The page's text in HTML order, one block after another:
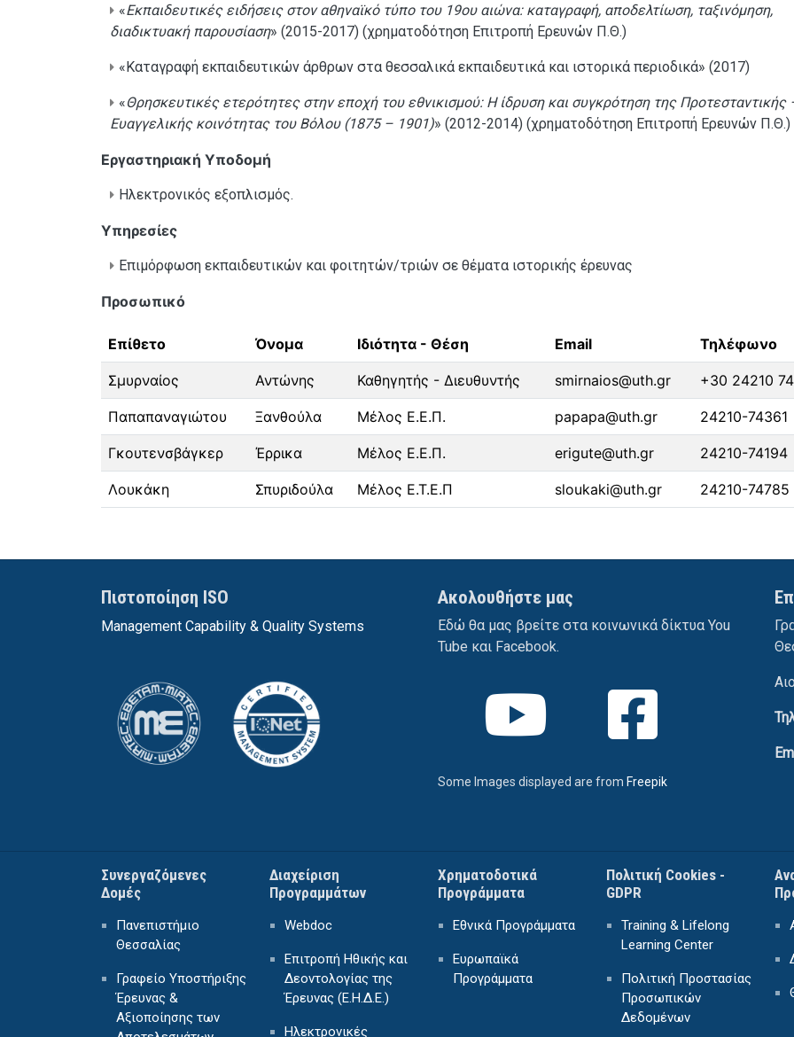
«Εκπαιδευτικές ειδήσεις στον αθηναϊκό τύπο του 19ου αιώνα: καταγραφή, αποδελτίωση, ταξινόμηση,
διαδικτυακή παρουσίαση» (2015-2017) (χρηματοδότηση Επιτροπή Ερευνών Π.Θ.)
«Καταγραφή εκπαιδευτικών άρθρων στα θεσσαλικά εκπαιδευτικά και ιστορικά περιοδικά» (2017)
«Θρησκευτικές ετερότητες στην εποχή του εθνικισμού: Η ίδρυση και συγκρότηση της Προτεσταντικής
Ευαγγελικής κοινότητας του Βόλου (1875 – 1901)» (2012-2014) (χρηματοδότηση Επιτροπή Ερευνών Π.Θ.)
Εργαστηριακή Υποδομή
Ηλεκτρονικός εξοπλισμός.
Υπηρεσίες
Επιμόρφωση εκπαιδευτικών και φοιτητών/τριών σε θέματα ιστορικής έρευνας
Προσωπικό
Επίθετο Όνομα Ιδιότητα - Θέση Email Τηλέφωνο
Σμυρναίος Αντώνης Καθηγητής - Διευθυντής smirnaios@uth.gr +30 24210
Παπαπαναγιώτου Ξανθούλα Μέλος Ε.Ε.Π. papapa@uth.gr 24210-74361
Γκουτενσβάγκερ Έρρικα Μέλος Ε.Ε.Π. erigute@uth.gr 24210-74194
Λουκάκη Σπυριδούλα Μέλος Ε.Τ.Ε.Π sloukaki@uth.gr 24210-74785
Πιστοποίηση ISO
Management Capability & Quality Systems
Ακολουθήστε μας
Εδώ θα μας βρείτε στα κοινωνικά δίκτυα You
Tube και Facebook.
Some Images displayed are from Freepik
Συνεργαζόμενες
Δομές
Πανεπιστήμιο
Θεσσαλίας
Γραφείο Υποστήριξης
Έρευνας &
Αξιοποίησης των
Διαχείριση
Προγραμμάτων
Webdoc
Επιτροπή Ηθικής και
Δεοντολογίας της
Έρευνας (Ε.Η.Δ.Ε.)
Ηλεκτρονικές
Χρηματοδοτικά
Προγράμματα
Εθνικά Προγράμματα
Ευρωπαϊκά
Προγράμματα
Πολιτική Cookies -
GDPR
Training & Lifelong
Learning Center
Πολιτική Προστασίας
Προσωπικών
Δεδομένων